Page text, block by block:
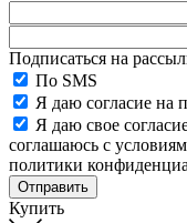
Подписаться на
По SMS
Я даю согласие на
Я даю свое
соглашаюсь с
политики
Купить